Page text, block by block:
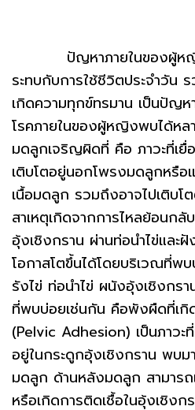
ปัญหาภายในของผู้หญิง
ระทบกับการใช้ชีวิตประจำวัน
เกิดความทุกข์ทรมาน เป็นปัญห
โรคภายในของผู้หญิงพบได้หล
มดลูกเจริญผิดที่ คือ ภาวะที่เ
เติบโตอยู่นอกโพรงมดลูกหรือ
เนื้อมดลูก รวมถึงอาจไปเติบโ
สาเหตุเกิดจากการไหลย้อนกลั
อุ้งเชิงกราน ผ่านท่อนำไข่และ
โอกาสโตขึ้นได้โดยบริเวณที่พ
รังไข่ ท่อนำไข่ ผนังอุ้งเชิงกร
ที่พบบ่อยเช่นกัน คือพังผืดที่เกิ
(Pelvic Adhesion) เป็นภาวะ
อยู่ในกระดูกอุ้งเชิงกราน พบ
มดลูก ด้านหลังมดลูก สามารถ
หรือเกิดการติดเชื้อในอุ้งเชิง